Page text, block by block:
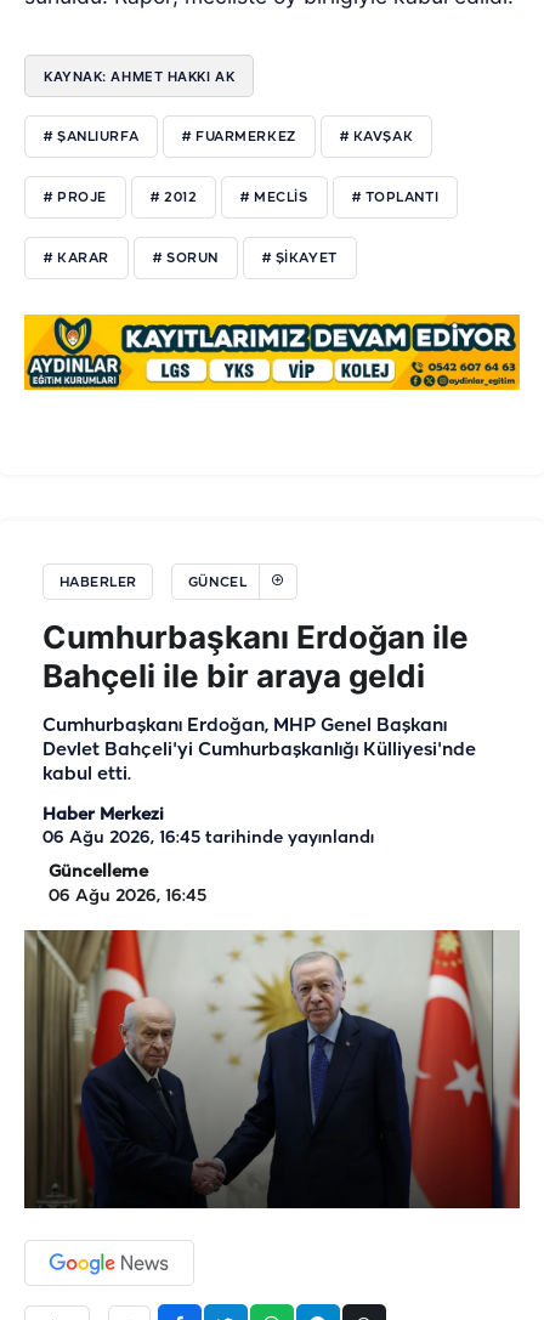
KAYNAK: AHMET HAKKI AK
# ŞANLIURFA # FUARMERKEZ # KAVŞAK
# PROJE # 2012 # MECLIS # TOPLANTI
# KARAR # SORUN # ŞIKAYET
HABERLER GÜNCEL
Cumhurbaşkanı Erdoğan ile
Bahçeli ile bir araya geldi
Cumhurbaşkanı Erdoğan, MHP Genel Başkanı
Devlet Bahçeli'yi Cumhurbaşkanlığı Külliyesi'nde
kabul etti.
Haber Merkezi
06 Ağu 2026, 16:45 tarihinde yayınlandı
Güncelleme
06 Ağu 2026, 16:45